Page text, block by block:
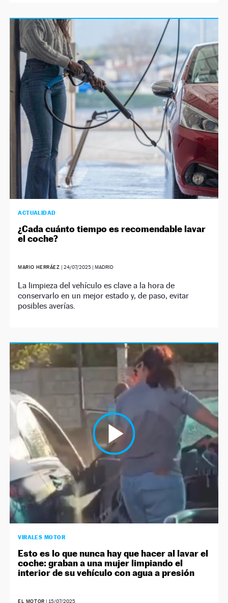
ACTUALIDAD
¿Cada cuánto tiempo es recomendable lavar
el coche?
MARIO HERRÁEZ | 24/07/2025| MADRID
La limpieza del vehículo es clave a la hora de
conservarlo en un mejor estado y, de paso, evitar
posibles averías.
VIRALES MOTOR
Esto es lo que nunca hay que hacer al lavar el
coche: graban a una mujer limpiando el
interior de su vehículo con agua a presión
EL MOTOR | 15/07/2025